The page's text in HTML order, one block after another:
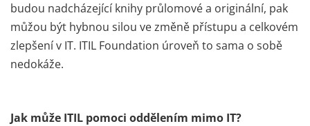
budou nadcházející knihy průlomové a originální, pak
můžou být hybnou silou ve změně přístupu a celkovém
zlepšení v IT. ITIL Foundation úroveň to sama o sobě
nedokáže.
Jak může ITIL pomoci oddělením mimo IT?